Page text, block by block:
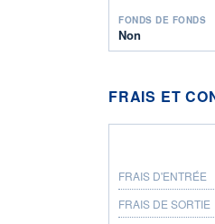
FONDS DE FONDS
Non
FRAIS ET
FRAIS D'ENTRÉE
FRAIS DE SORTIE